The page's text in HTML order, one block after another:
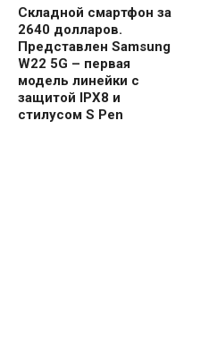
Складной смартфон за
2640 долларов.
Представлен Samsung
W22 5G – первая
модель линейки с
защитой IPX8 и
стилусом S Pen